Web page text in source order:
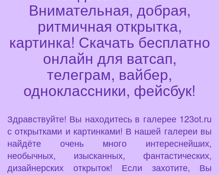
Внимательная, добрая,
ритмичная открытка,
картинка! Скачать бесплатно
онлайн для ватсап,
телеграм, вайбер,
одноклассники, фейсбук!
Здравствуйте! Вы находитесь в галерее 123ot.ru
с открытками и картинками! В нашей галереи вы
найдёте очень много интереснейших,
необычных, изысканных, фантастических,
дизайнерских открыток! Если захотите, Вы